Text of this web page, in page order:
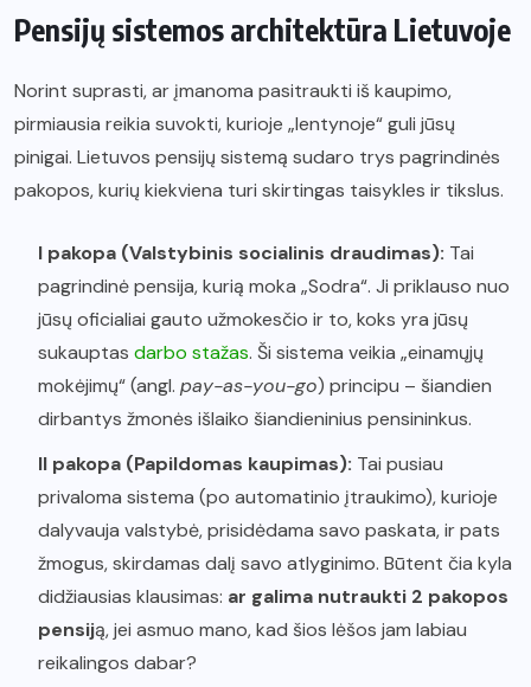
Pensijų sistemos architektūra Lietuvoje
Norint suprasti, ar įmanoma pasitraukti iš kaupimo,
pirmiausia reikia suvokti, kurioje „lentynoje“ guli jūsų
pinigai. Lietuvos pensijų sistemą sudaro trys pagrindinės
pakopos, kurių kiekviena turi skirtingas taisykles ir tikslus.
I pakopa (Valstybinis socialinis draudimas): Tai
pagrindinė pensija, kurią moka „Sodra“. Ji priklauso nuo
jūsų oficialiai gauto užmokesčio ir to, koks yra jūsų
sukauptas darbo stažas. Ši sistema veikia „einamųjų
mokėjimų“ (angl. pay-as-you-go) principu – šiandien
dirbantys žmonės išlaiko šiandieninius pensininkus.
II pakopa (Papildomas kaupimas): Tai pusiau
privaloma sistema (po automatinio įtraukimo), kurioje
dalyvauja valstybė, prisidėdama savo paskata, ir pats
žmogus, skirdamas dalį savo atlyginimo. Būtent čia kyla
didžiausias klausimas: ar galima nutraukti 2 pakopos
pensiją, jei asmuo mano, kad šios lėšos jam labiau
reikalingos dabar?